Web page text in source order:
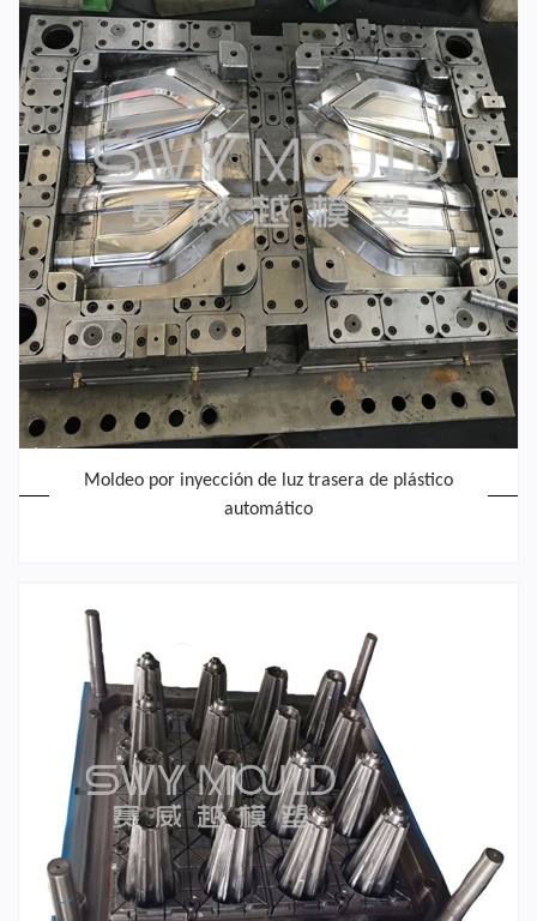
Moldeo por inyección de luz trasera de plástico
automático